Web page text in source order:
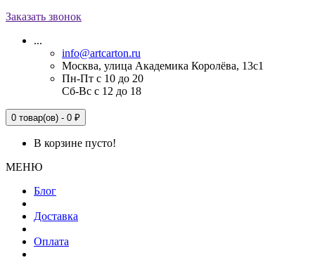
Заказать звонок
...
info@artcarton.ru
Москва, улица Академика Королёва, 13с1
Пн-Пт с 10 до 20
Сб-Вс с 12 до 18
0 товар(ов) - 0 ₽
В корзине пусто!
МЕНЮ
Блог
Доставка
Оплата